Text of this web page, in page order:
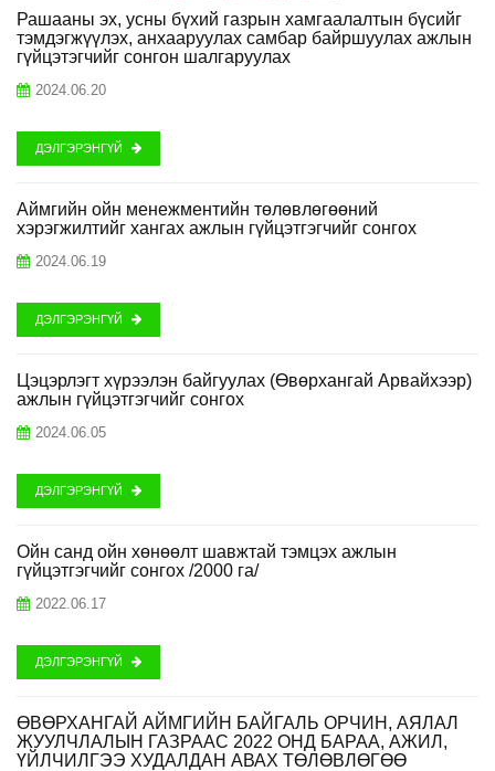
Рашааны эх, усны бүхий газрын хамгаалалтын бүсийг
тэмдэгжүүлэх, анхааруулах самбар байршуулах ажлын
гүйцэтэгчийг сонгон шалгаруулах
2024.06.20
ДЭЛГЭРЭНГҮЙ
Аймгийн ойн менежментийн төлөвлөгөөний
хэрэгжилтийг хангах ажлын гүйцэтгэгчийг сонгох
2024.06.19
ДЭЛГЭРЭНГҮЙ
Цэцэрлэгт хүрээлэн байгуулах (Өвөрхангай Арвайхээр)
ажлын гүйцэтгэгчийг сонгох
2024.06.05
ДЭЛГЭРЭНГҮЙ
Ойн санд ойн хөнөөлт шавжтай тэмцэх ажлын
гүйцэтгэгчийг сонгох /2000 га/
2022.06.17
ДЭЛГЭРЭНГҮЙ
ӨВӨРХАНГАЙ АЙМГИЙН БАЙГАЛЬ ОРЧИН, АЯЛАЛ
ЖУУЛЧЛАЛЫН ГАЗРААС 2022 ОНД БАРАА, АЖИЛ,
ҮЙЛЧИЛГЭЭ ХУДАЛДАН АВАХ ТӨЛӨВЛӨГӨӨ